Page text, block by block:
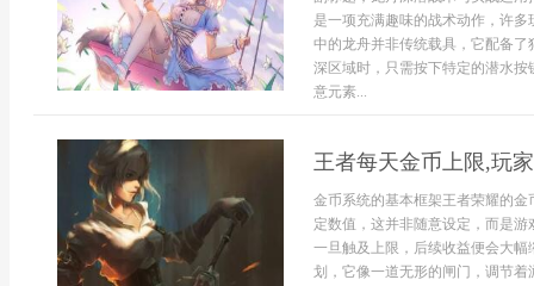
是一项充满趣味的战术动作，许
中的龙舟并非传统载具，它配备
深区域时，只需按下特定的潜水
意元素...
王者每天金币上限,玩
金币系统的基本框架王者荣耀的
定数值，这并非随意设定，而是
一旦触及上限，后续收益便会大
划，它像一道无形的闸门，调节